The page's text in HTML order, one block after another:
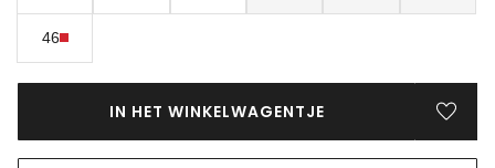
46
IN HET WINKELWAGENTJE